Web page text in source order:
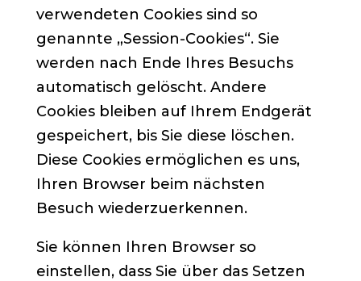
verwendeten Cookies sind so
genannte „Session-Cookies“. Sie
werden nach Ende Ihres Besuchs
automatisch gelöscht. Andere
Cookies bleiben auf Ihrem Endgerät
gespeichert, bis Sie diese löschen.
Diese Cookies ermöglichen es uns,
Ihren Browser beim nächsten
Besuch wiederzuerkennen.
Sie können Ihren Browser so
einstellen, dass Sie über das Setzen